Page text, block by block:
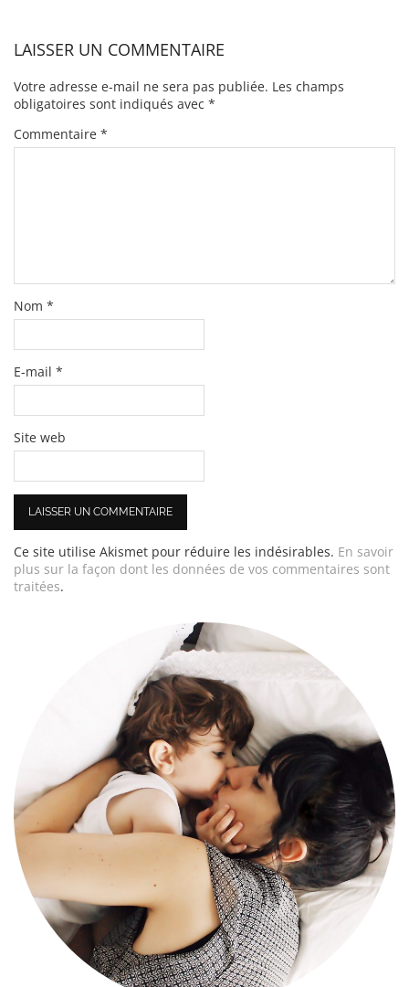
LAISSER UN COMMENTAIRE
Votre adresse e-mail ne sera pas publiée. Les champs
obligatoires sont indiqués avec *
Commentaire *
Nom *
E-mail *
Site web
Ce site utilise Akismet pour réduire les indésirables. En savoir
plus sur la façon dont les données de vos commentaires sont
traitées.